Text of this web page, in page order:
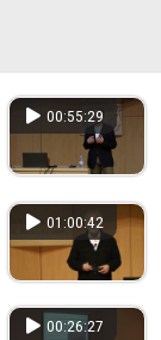
00:55:29
01:00:42
00:26:27